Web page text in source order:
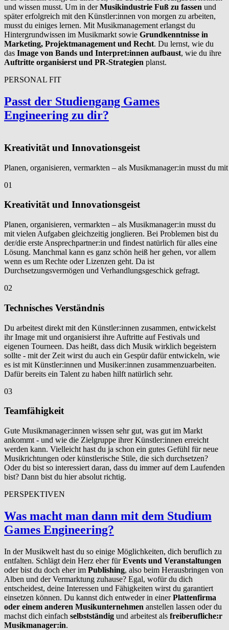
und wissen musst. Um in derMusikindustrie Fuß zu fassen und
später erfolgreich mit den Künstler:innen von morgen zu arbeiten,
musst du einiges lernen. Mit Musikmanagement erlangst du
Hintergrundwissen im Musikmarkt sowie Grundkenntnisse in
Marketing, Projektmanagement und Recht. Du lernst, wie du
das Image von Bands und Interpret:innen aufbaust, wie du ihre
Auftritte organisierst und PR-Strategien planst.
PERSONAL FIT
Passt der Studiengang Games
Engineering zu dir?
Kreativität und Innovationsgeist
Planen, organisieren, vermarkten – als Musikmanager:in musst du
01
Kreativität und Innovationsgeist
Planen, organisieren, vermarkten – als Musikmanager:in musst du
mit vielen Aufgaben gleichzeitig jonglieren. Bei Problemen bist du
der/die erste Ansprechpartner:in und findest natürlich für alles eine
Lösung. Manchmal kann es ganz schön heiß her gehen, vor allem
wenn es um Rechte oder Lizenzen geht. Da ist
Durchsetzungsvermögen und Verhandlungsgeschick gefragt.
02
Technisches Verständnis
Du arbeitest direkt mit den Künstler:innen zusammen, entwickelst
ihr Image mit und organisierst ihre Auftritte auf Festivals und
eigenen Tourneen. Das heißt, dass dich Musik wirklich begeistern
sollte - mit der Zeit wirst du auch ein Gespür dafür entwickeln, wie
es ist mit Künstler:innen und Musiker:innen zusammenzuarbeiten.
Dafür bereits ein Talent zu haben hilft natürlich sehr.
03
Teamfähigkeit
Gute Musikmanager:innen wissen sehr gut, was gut im Markt
ankommt - und wie die Zielgruppe ihrer Künstler:innen erreicht
werden kann. Vielleicht hast du ja schon ein gutes Gefühl für neue
Musikrichtungen oder künstlerische Stile, die sich durchsetzen?
Oder du bist so interessiert daran, dass du immer auf dem Laufenden
bist? Dann bist du hier absolut richtig.
PERSPEKTIVEN
Was macht man dann mit dem Studium
Games Engineering?
In der Musikwelt hast du so einige Möglichkeiten, dich beruflich zu
entfalten. Schlägt dein Herz eher fürEvents und Veranstaltungen
oder bist du doch eher im Publishing, also beim Herausbringen von
Alben und der Vermarktung zuhause? Egal, wofür du dich
entscheidest, deine Interessen und Fähigkeiten wirst du garantiert
einsetzen können. Du kannst dich entweder in einerPlattenfirma
oder einem anderen Musikunternehmen anstellen lassen oder du
machst dich einfach selbstständig und arbeitest als freiberufliche:r
Musikmanager:in.